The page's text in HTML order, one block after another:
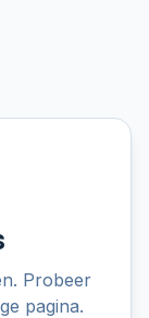
Probeer
pagina.